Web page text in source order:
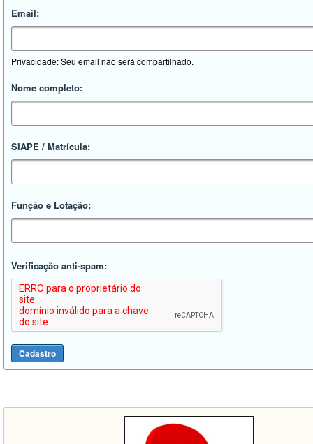
Email:
Privacidade: Seu email não será compartilhado.
Nome completo:
SIAPE / Matrícula:
Função e Lotação:
Verificação anti-spam: